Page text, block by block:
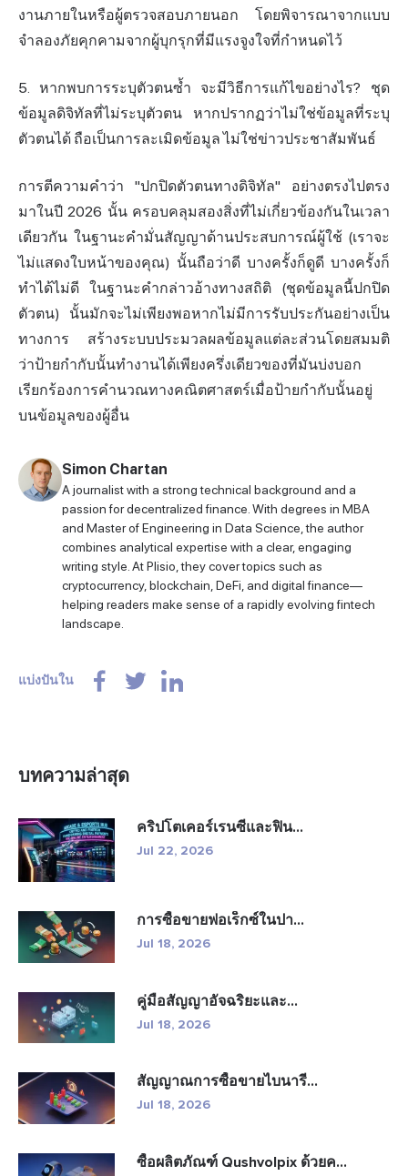
งานภายในหรือผู้ตรวจสอบภายนอก โดยพิจารณาจากแบบ
จำลองภัยคุกคามจากผู้บุกรุกที่มีแรงจูงใจที่กำหนดไว้
5. หากพบการระบุตัวตนซ้ำ จะมีวิธีการแก้ไขอย่างไร? ชุด
ข้อมูลดิจิทัลที่ไม่ระบุตัวตน หากปรากฏว่าไม่ใช่ข้อมูลที่ระบุ
ตัวตนได้ ถือเป็นการละเมิดข้อมูล ไม่ใช่ข่าวประชาสัมพันธ์
การตีความคำว่า "ปกปิดตัวตนทางดิจิทัล" อย่างตรงไปตรง
มาในปี 2026 นั้น ครอบคลุมสองสิ่งที่ไม่เกี่ยวข้องกันในเวลา
เดียวกัน ในฐานะคำมั่นสัญญาด้านประสบการณ์ผู้ใช้ (เราจะ
ไม่แสดงใบหน้าของคุณ) นั้นถือว่าดี บางครั้งก็ดูดี บางครั้งก็
ทำได้ไม่ดี ในฐานะคำกล่าวอ้างทางสถิติ (ชุดข้อมูลนี้ปกปิด
ตัวตน) นั้นมักจะไม่เพียงพอหากไม่มีการรับประกันอย่างเป็น
ทางการ สร้างระบบประมวลผลข้อมูลแต่ละส่วนโดยสมมติ
ว่าป้ายกำกับนั้นทำงานได้เพียงครึ่งเดียวของที่มันบ่งบอก
เรียกร้องการคำนวณทางคณิตศาสตร์เมื่อป้ายกำกับนั้นอยู่
บนข้อมูลของผู้อื่น
Simon Chartan
A journalist with a strong technical background and a
passion for decentralized finance. With degrees in MBA
and Master of Engineering in Data Science, the author
combines analytical expertise with a clear, engaging
writing style. At Plisio, they cover topics such as
cryptocurrency, blockchain, DeFi, and digital finance—
helping readers make sense of a rapidly evolving fintech
landscape.
แบ่งปันใน
บทความล่าสุด
คริปโตเคอร์เรนซีและฟิน...
Jul 22, 2026
การซื้อขายฟอเร็กซ์ในปา...
Jul 18, 2026
คู่มือสัญญาอัจฉริยะและ...
Jul 18, 2026
สัญญาณการซื้อขายไบนารี...
Jul 18, 2026
ซื้อผลิตภัณฑ์ Qushvolpix ด้วยค...